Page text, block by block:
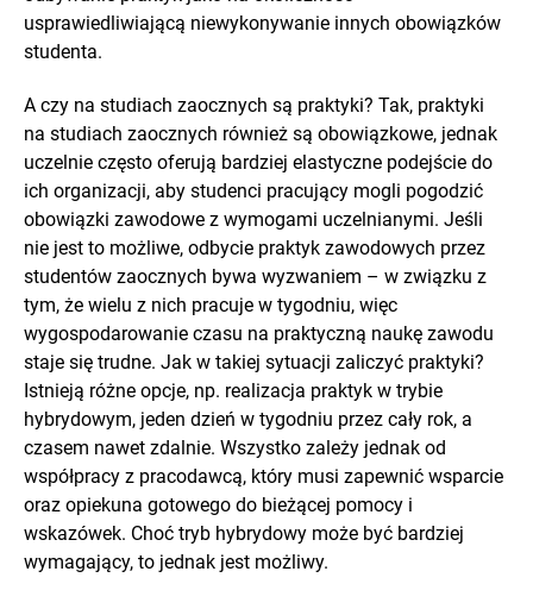
usprawiedliwiającą niewykonywanie innych obowiązków
studenta.
A czy na studiach zaocznych są praktyki? Tak, praktyki
na studiach zaocznych również są obowiązkowe, jednak
uczelnie często oferują bardziej elastyczne podejście do
ich organizacji, aby studenci pracujący mogli pogodzić
obowiązki zawodowe z wymogami uczelnianymi. Jeśli
nie jest to możliwe, odbycie praktyk zawodowych przez
studentów zaocznych bywa wyzwaniem – w związku z
tym, że wielu z nich pracuje w tygodniu, więc
wygospodarowanie czasu na praktyczną naukę zawodu
staje się trudne. Jak w takiej sytuacji zaliczyć praktyki?
Istnieją różne opcje, np. realizacja praktyk w trybie
hybrydowym, jeden dzień w tygodniu przez cały rok, a
czasem nawet zdalnie. Wszystko zależy jednak od
współpracy z pracodawcą, który musi zapewnić wsparcie
oraz opiekuna gotowego do bieżącej pomocy i
wskazówek. Choć tryb hybrydowy może być bardziej
wymagający, to jednak jest możliwy.